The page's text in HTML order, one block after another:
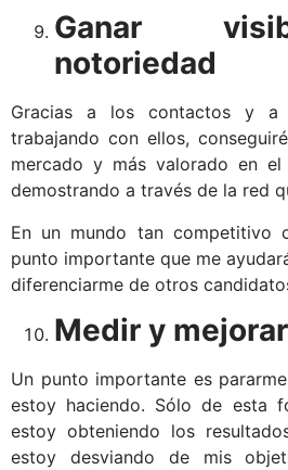
Ganar
notoriedad
Gracias a los contactos y
trabajando con ellos,
mercado y más valorado en
demostrando a través de la red
En un mundo tan competitivo
punto importante que me
diferenciarme de otros
Medir y mejorar
Un punto importante es
estoy haciendo. Sólo de esta
estoy obteniendo los
estoy desviando de mis